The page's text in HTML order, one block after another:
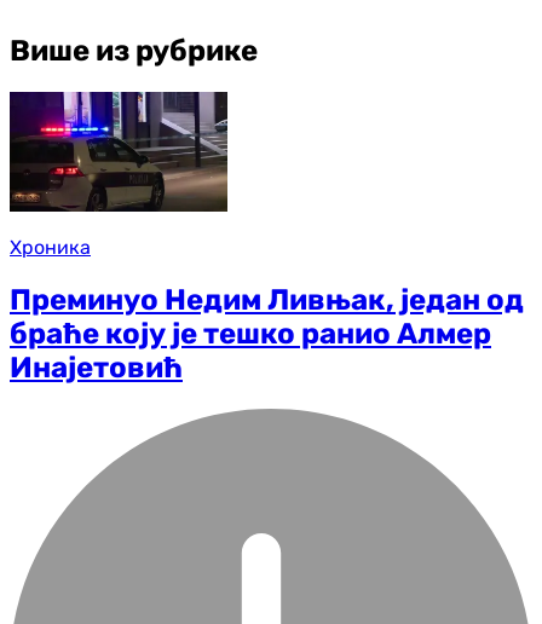
Више из рубрике
Хроника
Преминуо Недим Ливњак, један од
браће коју је тешко ранио Алмер
Инајетовић